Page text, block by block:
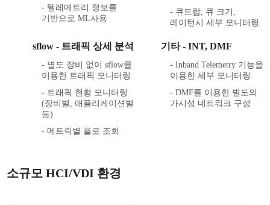
- 텔레메트리 정보를
기반으로 ML사용
- 큐드랍, 큐 크기,
레이턴시 세부 모니터링
sflow - 트래픽 상세 분석
- 별도 장비 없이 sflow를
이용한 트래픽 모니터링
- 트래픽 현황 모니터링
(장비별, 애플리케이션별
등)
- 메트릭별 플로 조회
기타 - INT, DMF
- Inband Telemetry 기능을
이용한 세부 모니터링
- DMF를 이용한 별도의
가시성 네트워크 구성
소규모 HCI/VDI 환경